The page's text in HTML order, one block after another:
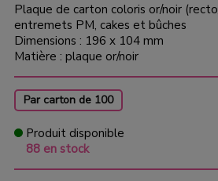
Plaque de carton coloris or/noir
entremets PM, cakes et bûches
Dimensions : 196 x 104 mm
Matière : plaque or/
Par carton de 100
Produit disponible
88 en stock